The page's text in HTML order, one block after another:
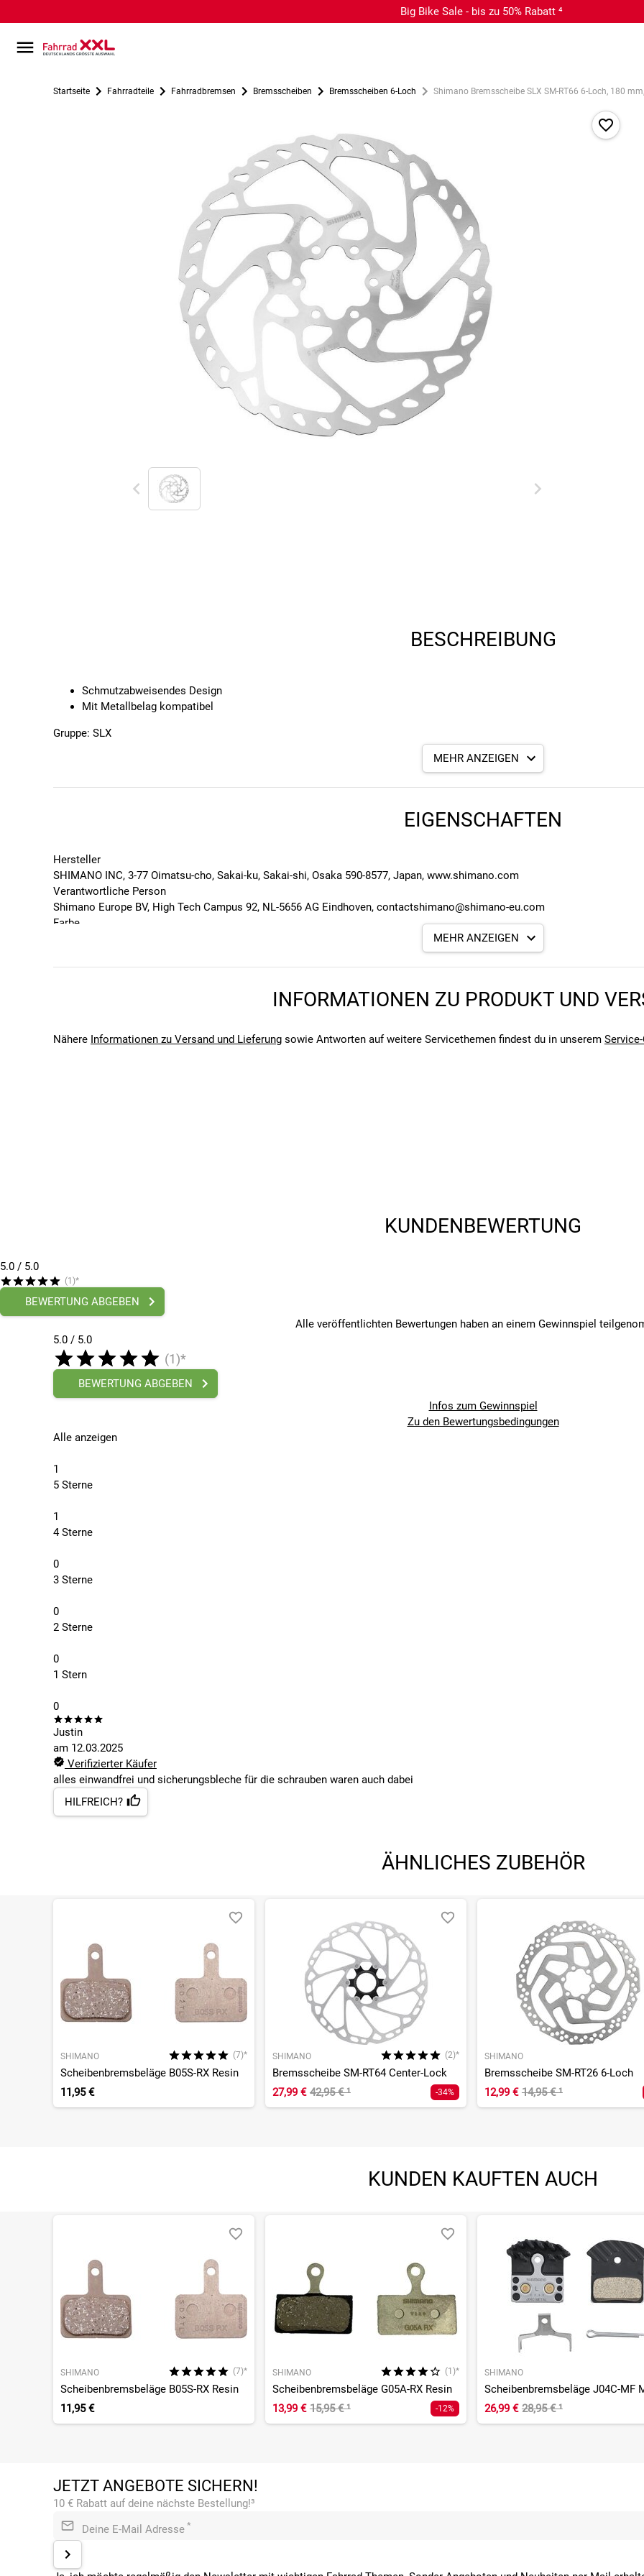
Big Bike Sale - bis zu 50% Rabatt ⁴
Startseite Fahrradteile Fahrradbremsen Bremsscheiben Bremsscheiben 6-Loch Shimano Bremsscheibe SLX SM-RT66 6-Loch, 180
BESCHREIBUNG
Schmutzabweisendes Design
Mit Metallbelag kompatibel
Gruppe: SLX
Material Rotor: Edelstahl
SHIMANO SM-RT66 6-Loch-Bremsscheiben sorgen für eine konstante Bremsleistung bei allen Bedingungen. Die
schnelle und sichere Montage.
MEHR ANZEIGEN
EIGENSCHAFTEN
Hersteller
SHIMANO INC, 3-77 Oimatsu-cho, Sakai-ku, Sakai-shi, Osaka 590-8577, Japan, www.shimano.com
Verantwortliche Person
Shimano Europe BV, High Tech Campus 92, NL-5656 AG Eindhoven, contactshimano@shimano-eu.com
Farbe
Unisex
2026
Bitte beachte, dass es zu Abweichungen zwischen den angegebenen- und den verbauten Komponenten bei Fahrrädern
MEHR ANZEIGEN
INFORMATIONEN ZU PRODUKT UND
Nähere Informationen zu Versand und Lieferungsowie Antworten auf weitere Servicethemen findest du in unserem
KUNDENBEWERTUNG
5.0 / 5.0
(1)*
BEWERTUNG ABGEBEN
Alle veröffentlichten Bewertungen haben an einem Gewinnspiel
5.0 / 5.0
(1)*
BEWERTUNG ABGEBEN
Infos zum Gewinnspiel
Zu den Bewertungsbedingungen
Alle anzeigen
1
5 Sterne
1
4 Sterne
0
3 Sterne
0
2 Sterne
0
1 Stern
0
Justin
am 12.03.2025
Verifizierter Käufer
alles einwandfrei und sicherungsbleche für die schrauben waren auch dabei
HILFREICH?
ÄHNLICHES ZUBEHÖR
SHIMANO (7)*
Scheibenbremsbeläge B05S-RX Resin
11,95 €
SHIMANO (2)*
Bremsscheibe SM-RT64 Center-Lock
27,99 € 42,95 €¹ -34%
SHIMANO
Bremsscheibe SM-RT26 6-Loch
12,99 € 14,95 €¹
KUNDEN KAUFTEN AUCH
SHIMANO (7)*
Scheibenbremsbeläge B05S-RX Resin
11,95 €
SHIMANO (1)*
Scheibenbremsbeläge G05A-RX Resin
13,99 € 15,95 €¹ -12%
SHIMANO
26,99 € 28,95 €¹
JETZT ANGEBOTE SICHERN!
10 € Rabatt auf deine nächste Bestellung!³
Deine E-Mail Adresse *